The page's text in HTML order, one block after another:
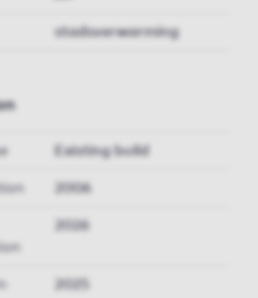
stadsverwarming
Existing build
2006
2026